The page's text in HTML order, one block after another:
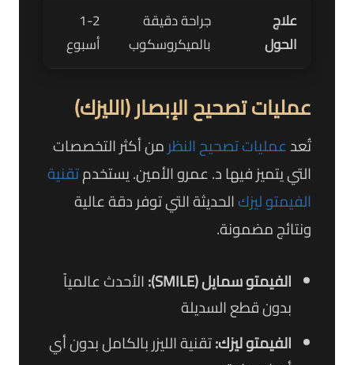
علاج
الحول
جراحة دقيقة
بالميكروسكوب
1-2
أسبوع
عمليات تصحيح الإبصار (الليزك)
تُعدعمليات تصحيح النظرمن أكثر التخصصات
التي يتميز فيها د. عمرو الأمين. يستخدمتقنية
الفيمتو ليزكالحديثة التي توفر دقة عالية
ونتائج مضمونة.
الفيمتو سمايل (SMILE):
الأحدث عالمياً
بدون قطع السديلة
الفيمتو ليزك:تقنية الليزر بالكامل بدون أي